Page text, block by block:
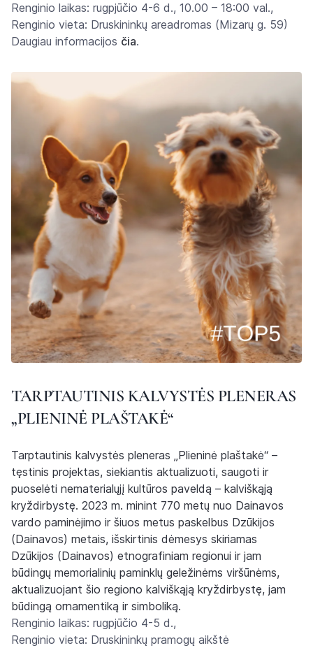
Renginio laikas: rugpjūčio 4-6 d., 10.00 – 18:00 val.,
Renginio vieta: Druskininkų areadromas (Mizarų g. 59)
Daugiau informacijos čia.
TARPTAUTINIS KALVYSTĖS PLENERAS
„PLIENINĖ PLAŠTAKĖ“
Tarptautinis kalvystės pleneras „Plieninė plaštakė“ –
tęstinis projektas, siekiantis aktualizuoti, saugoti ir
puoselėti nematerialųjį kultūros paveldą – kalviškąją
kryždirbystę. 2023 m. minint 770 metų nuo Dainavos
vardo paminėjimo ir šiuos metus paskelbus Dzūkijos
(Dainavos) metais, išskirtinis dėmesys skiriamas
Dzūkijos (Dainavos) etnografiniam regionui ir jam
būdingų memorialinių paminklų geležinėms viršūnėms,
aktualizuojant šio regiono kalviškąją kryždirbystę, jam
būdingą ornamentiką ir simboliką.
Renginio laikas: rugpjūčio 4-5 d.,
Renginio vieta: Druskininkų pramogų aikštė